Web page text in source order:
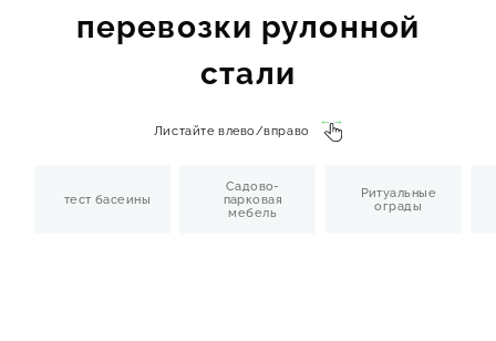
перевозки рулонной
стали
Листайте влево/вправо
тест басеины
Садово-
парковая
мебель
Ритуальные
ограды